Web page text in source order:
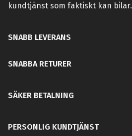
kundtjänst som faktiskt kan bilar.
SNABB LEVERANS
SNABBA RETURER
SÄKER BETALNING
PERSONLIG KUNDTJÄNST